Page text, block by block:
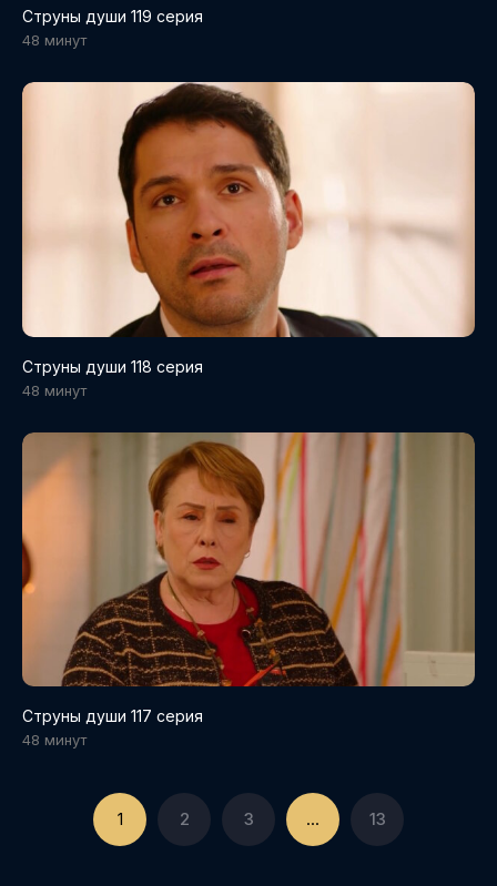
Струны души 119 серия
48 минут
Струны души 118 серия
48 минут
Струны души 117 серия
48 минут
1 2 3 ... 13